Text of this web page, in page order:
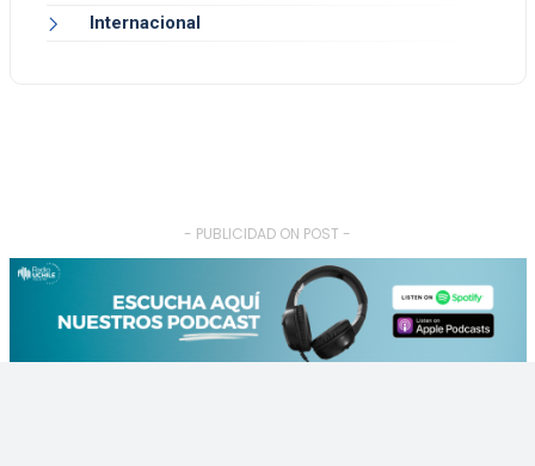
Internacional
- PUBLICIDAD ON POST -